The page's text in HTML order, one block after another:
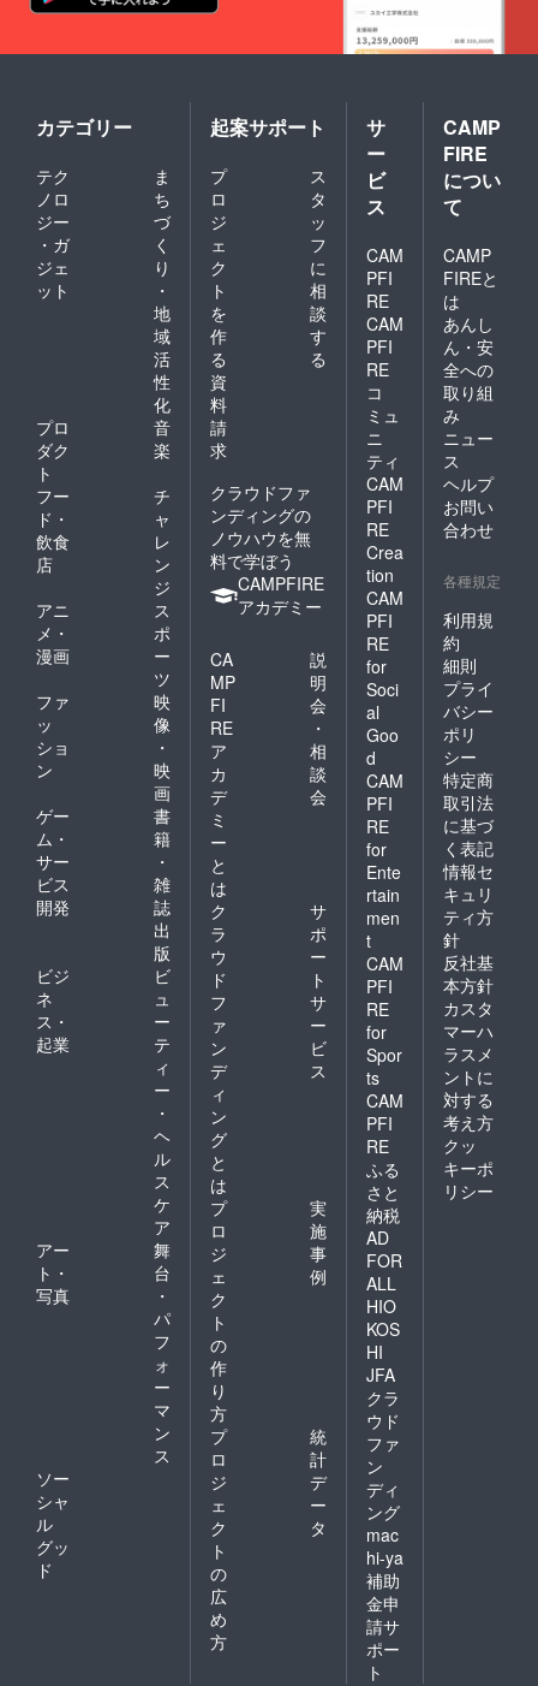
カテゴリー
テク
ノロ
ジー
・ガ
ジェ
ット
ま
ち
づ
く
り
・
地
域
活
性
化
プロ
ダク
ト
音
楽
フー
ド・
飲食
店
チ
ャ
レ
ン
ジ
アニ
メ・
漫画
ス
ポ
ー
ツ
ファ
ッ
ショ
ン
映
像
・
映
画
ゲー
ム・
サー
ビス
開発
書
籍
・
雑
誌
出
版
ビジ
ネ
ス・
起業
ビ
ュ
ー
テ
ィ
ー
・
ヘ
ル
ス
ケ
ア
アー
ト・
写真
舞
台
・
パ
フ
ォ
ー
マ
ン
ス
ソー
シャ
ル
グッ
ド
起案サポート
プ
ロ
ジ
ェ
ク
ト
を
作
る
ス
タ
ッ
フ
に
相
談
す
る
資
料
請
求
クラウドファ
ンディングの
ノウハウを無
料で学ぼう
CAMPFIRE
アカデミー
CA
MP
FI
RE
ア
カ
デ
ミ
ー
と
は
説
明
会
・
相
談
会
ク
ラ
ウ
ド
フ
ァ
ン
デ
ィ
ン
グ
と
は
サ
ポ
ー
ト
サ
ー
ビ
ス
プ
ロ
ジ
ェ
ク
ト
の
作
り
方
実
施
事
例
プ
ロ
ジ
ェ
ク
ト
の
広
め
方
統
計
デ
ー
タ
サ
ー
ビ
ス
CAM
PFI
RE
CAM
PFI
RE
コ
ミュ
ニ
ティ
CAM
PFI
RE
Crea
tion
CAM
PFI
RE
for
Soci
al
Goo
d
CAM
PFI
RE
for
Ente
rtain
men
t
CAM
PFI
RE
for
Spor
ts
CAM
PFI
RE
ふる
さと
納税
AD
FOR
ALL
HIO
KOS
HI
JFA
クラ
ウド
ファ
ン
ディ
ング
mac
hi-ya
補助
金申
請サ
ポー
ト
CAMP
FIRE
につい
て
CAMP
FIREと
は
あんし
ん・安
全への
取り組
み
ニュー
ス
ヘルプ
お問い
合わせ
各種規定
利用規
約
細則
プライ
バシー
ポリ
シー
特定商
取引法
に基づ
く表記
情報セ
キュリ
ティ方
針
反社基
本方針
カスタ
マーハ
ラスメ
ントに
対する
考え方
クッ
キーポ
リシー